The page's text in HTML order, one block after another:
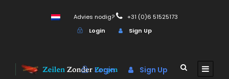
Advies nodig?
+31 (0)6 51525173
Login
Sign Up
Login Sign Up